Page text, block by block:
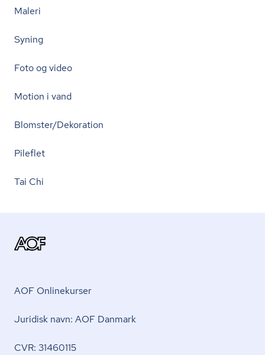
Maleri
Syning
Foto og video
Motion i vand
Blomster/Dekoration
Pileflet
Tai Chi
AOF Onlinekurser
Juridisk navn: AOF Danmark
CVR: 31460115